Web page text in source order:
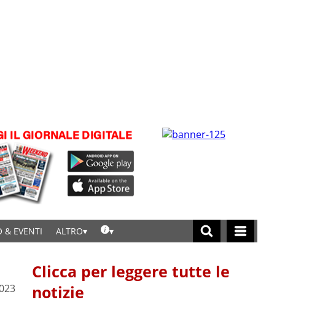
& EVENTI ALTRO
Clicca per leggere tutte le
notizie